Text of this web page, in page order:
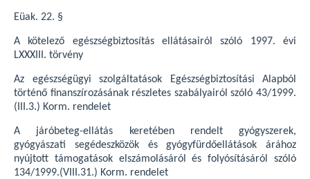
Eüak. 22. §
A kötelező egészségbiztosítás ellátásairól szóló 1997. évi
LXXXIII. törvény
Az egészségügyi szolgáltatások Egészségbiztosítási Alapból
történő finanszírozásának részletes szabályairól szóló 43/1999.
(III.3.) Korm. rendelet
A járóbeteg-ellátás keretében rendelt gyógyszerek,
gyógyászati segédeszközök és gyógyfürdőellátások árához
nyújtott támogatások elszámolásáról és folyósításáról szóló
134/1999.(VIII.31.) Korm. rendelet